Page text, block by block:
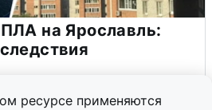
ресурсе применяются
на Ярославль: